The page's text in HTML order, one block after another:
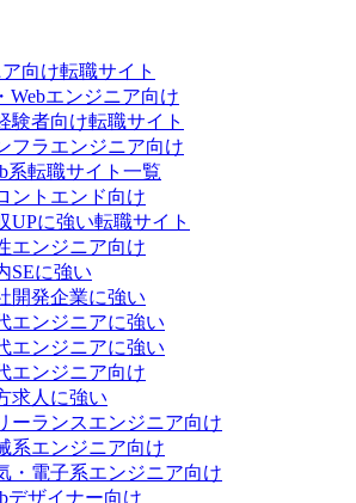
向け転職サイト
Webエンジニア向け
験者向け転職サイト
フラエンジニア向け
系転職サイト一覧
ントエンド向け
UPに強い転職サイト
エンジニア向け
SEに強い
開発企業に強い
エンジニアに強い
エンジニアに強い
エンジニア向け
求人に強い
ーランスエンジニア向け
系エンジニア向け
・電子系エンジニア向け
デザイナー向け